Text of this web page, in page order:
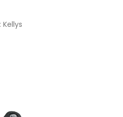
Kellys